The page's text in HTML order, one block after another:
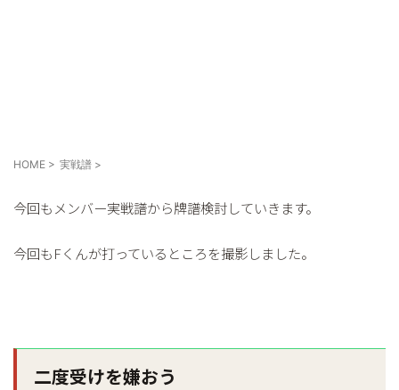
HOME > 実戦譜 >
今回もメンバー実戦譜から牌譜検討していきます。
今回もFくんが打っているところを撮影しました。
二度受けを嫌おう